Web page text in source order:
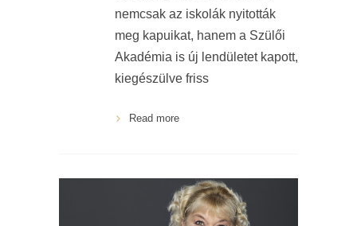
nemcsak az iskolák nyitották
meg kapuikat, hanem a Szülői
Akadémia is új lendületet kapott,
kiegészülve friss
Read more